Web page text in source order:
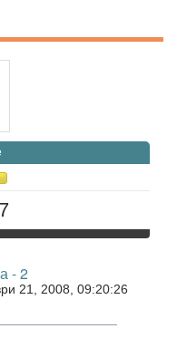
- 2
21, 2008, 09:20:26